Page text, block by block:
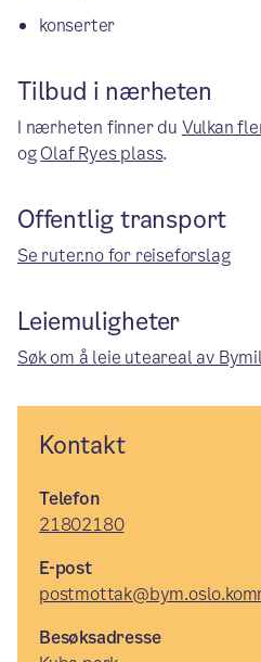
konserter
Tilbud i nærheten
I nærheten finner du Vulkan
ogOlaf Ryes plass.
Offentlig transport
Se ruter.no for reiseforslag
Leiemuligheter
Søk om å leie uteareal av
Kontakt
Telefon
21802180
E-post
Besøksadresse